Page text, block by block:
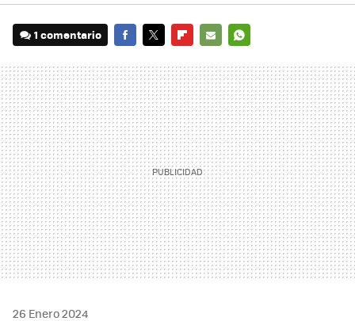
1 comentario
MAIL
26 Enero 2024